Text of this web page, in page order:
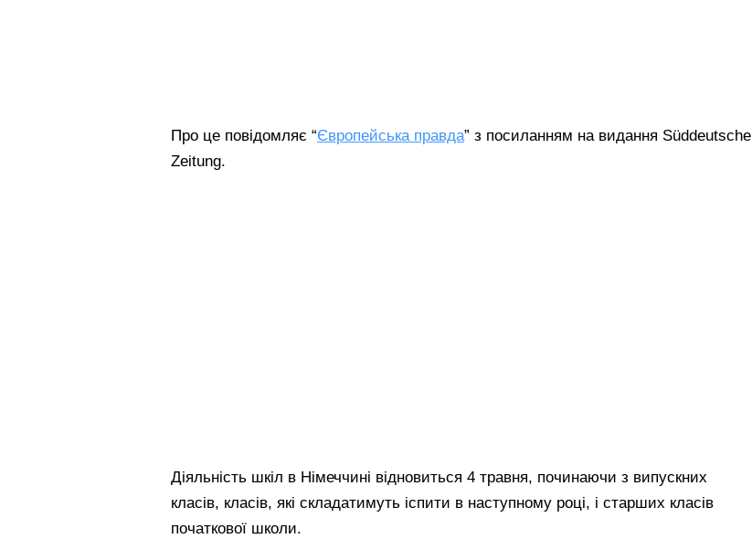
Про це повідомляє “Європейська правда” з посиланням на видання Süddeutsche
Zeitung.
Діяльність шкіл в Німеччині відновиться 4 травня, починаючи з випускних
класів, класів, які складатимуть іспити в наступному році, і старших класів
початкової школи.